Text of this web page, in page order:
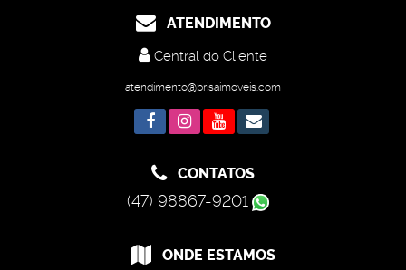
ATENDIMENTO
Central do Cliente
atendimento@brisaimoveis.com
CONTATOS
(47) 98867-9201
ONDE ESTAMOS